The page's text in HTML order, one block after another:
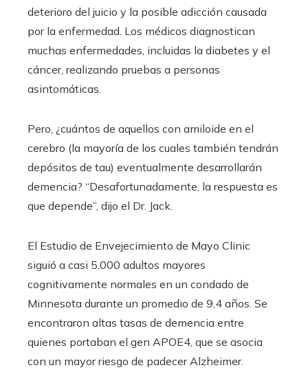
deterioro del juicio y la posible adicción causada
por la enfermedad. Los médicos diagnostican
muchas enfermedades, incluidas la diabetes y el
cáncer, realizando pruebas a personas
asintomáticas.
Pero, ¿cuántos de aquellos con amiloide en el
cerebro (la mayoría de los cuales también tendrán
depósitos de tau) eventualmente desarrollarán
demencia? “Desafortunadamente, la respuesta es
que depende”, dijo el Dr. Jack.
El Estudio de Envejecimiento de Mayo Clinic
siguió a casi 5.000 adultos mayores
cognitivamente normales en un condado de
Minnesota durante un promedio de 9,4 años. Se
encontraron altas tasas de demencia entre
quienes portaban el gen APOE4, que se asocia
con un mayor riesgo de padecer Alzheimer.